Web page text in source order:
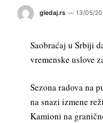
gledaj.rs 13/05/
Saobraćaj u Srbiji
vremenske uslove
Sezona radova na
na snazi izmene
Kamioni na